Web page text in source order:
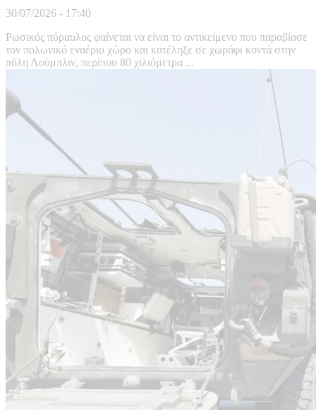
30/07/2026 - 17:40
Ρωσικός πύραυλος φαίνεται να είναι το αντικείμενο που παραβίασε
τον πολωνικό εναέριο χώρο και κατέληξε σε χωράφι κοντά στην
πόλη Λούμπλιν, περίπου 80 χιλιόμετρα ...